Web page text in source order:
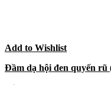
Add to Wishlist
Đầm dạ hội đen quyến rũ